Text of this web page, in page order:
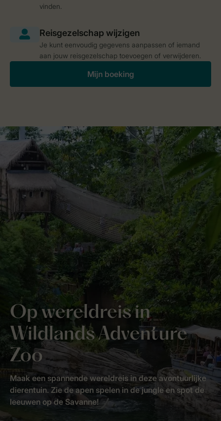
vinden.
Je kunt eenvoudig gegevens aanpassen of iemand
aan jouw reisgezelschap toevoegen of verwijderen.
Mijn boeking
Op wereldreis in
Wildlands Adventure
Zoo
Maak een spannende wereldreis in deze avontuurlijke
dierentuin. Zie de apen spelen in de jungle en spot de
leeuwen op de Savanne!